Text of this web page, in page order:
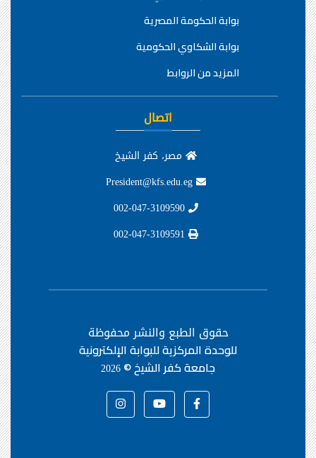
بوابة الحكومة المصرية
بوابة الشكاوي الحكومية
المزيد من الروابط
اتصال
مصر، كفر الشيخ
حقوق الطبع والنشر محفوظة
للوحدة المركزية للبوابة الإلكترونية
جامعة كفر الشيخ ©2026